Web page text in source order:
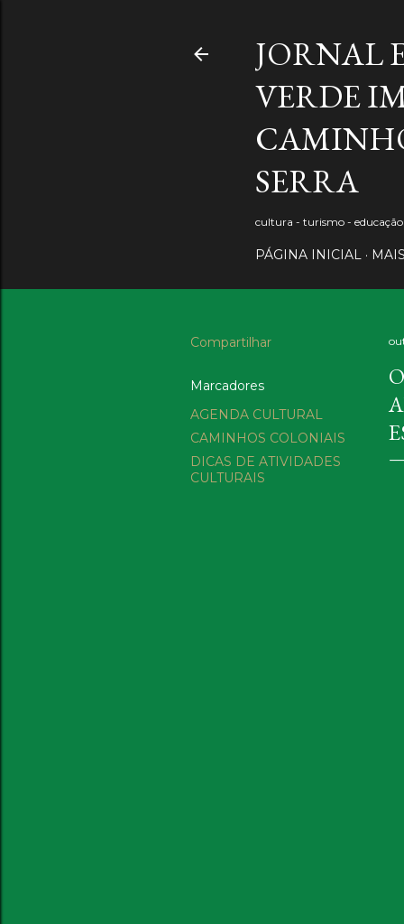
JORNAL
VERDE
SERRA
cultura - turismo -
PÁGINA INICIAL
Compartilhar
Marcadores
AGENDA CULTURAL
CAMINHOS COLONIAIS
DICAS DE ATIVIDADES
CULTURAIS